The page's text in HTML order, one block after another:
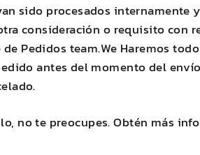
sido procesados ​​internamente
consideración o requisito con
Pedidos team.We Haremos
antes del momento del
no te preocupes. Obtén más